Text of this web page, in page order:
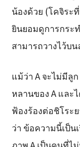
น้องด้วย (โคจิระ
ยินยอมดูการกระ
สามารถวางไว้บ
แม้ว่า A จะไม่มีลู
หลานของ A และ
ฟ้องร้องต่อชิโระ
ว่า ข้อความนี้เป็น
ภาพ A เป็นคนที่